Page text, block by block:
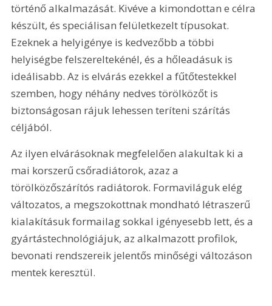
történő alkalmazását. Kivéve a kimondottan e célra
készült, és speciálisan felületkezelt típusokat.
Ezeknek a helyigénye is kedvezőbb a többi
helyiségbe felszereltekénél, és a hőleadásuk is
ideálisabb. Az is elvárás ezekkel a fűtőtestekkel
szemben, hogy néhány nedves törölközőt is
biztonságosan rájuk lehessen teríteni szárítás
céljából.
Az ilyen elvárásoknak megfelelően alakultak ki a
mai korszerű csőradiátorok, azaz a
törölközőszárítós radiátorok. Formaviláguk elég
változatos, a megszokottnak mondható létraszerű
kialakításuk formailag sokkal igényesebb lett, és a
gyártástechnológiájuk, az alkalmazott profilok,
bevonati rendszereik jelentős minőségi változáson
mentek keresztül.